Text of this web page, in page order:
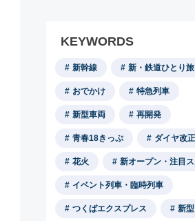
KEYWORDS
新幹線 新・鉄道ひとり旅
おでかけ 特急列車
新型車両 再開発
青春18きっぷ ダイヤ改正
花火 新オープン・注目
イベント列車・臨時列車
つくばエクスプレス 新